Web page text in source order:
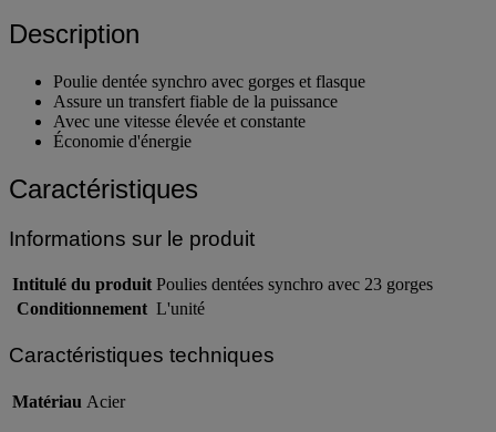
Description
Poulie dentée synchro avec gorges et flasque
Assure un transfert fiable de la puissance
Avec une vitesse élevée et constante
Économie d'énergie
Caractéristiques
Informations sur le produit
Intitulé du produit Poulies dentées synchro avec 23 gorges
Conditionnement L'unité
Caractéristiques techniques
Matériau Acier